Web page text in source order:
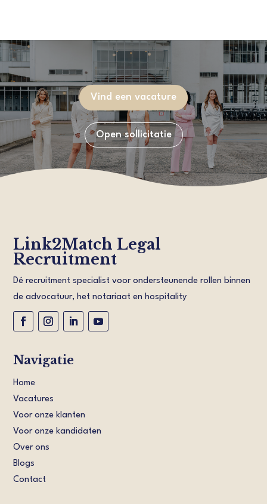
Vind een vacature
Open sollicitatie
Link2Match Legal
Recruitment
Dé recruitment specialist voor ondersteunende rollen binnen
de advocatuur, het notariaat en hospitality
Navigatie
Home
Vacatures
Voor onze klanten
Voor onze kandidaten
Over ons
Blogs
Contact